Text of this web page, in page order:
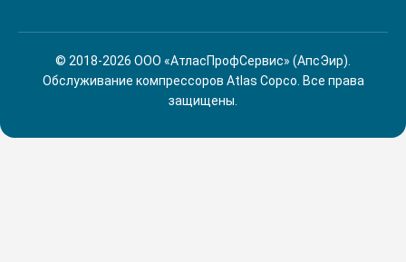
© 2018-2026 ООО «АтласПрофСервис» (АпсЭир).
Обслуживание компрессоров Atlas Copco. Все права
защищены.